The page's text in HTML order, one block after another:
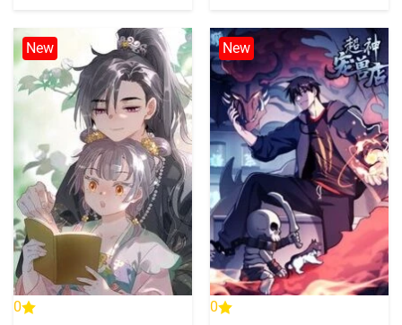
New
0
New
0